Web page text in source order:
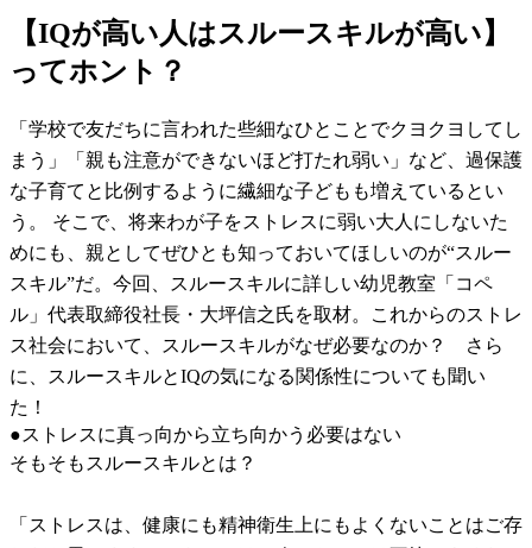
【IQが高い人はスルースキルが高い】
ってホント？
「学校で友だちに言われた些細なひとことでクヨクヨしてし
まう」「親も注意ができないほど打たれ弱い」など、過保護
な子育てと比例するように繊細な子どもも増えているとい
う。 そこで、将来わが子をストレスに弱い大人にしないた
めにも、親としてぜひとも知っておいてほしいのが“スルー
スキル”だ。今回、スルースキルに詳しい幼児教室「コペ
ル」代表取締役社長・大坪信之氏を取材。これからのストレ
ス社会において、スルースキルがなぜ必要なのか？ さら
に、スルースキルとIQの気になる関係性についても聞い
た！
●ストレスに真っ向から立ち向かう必要はない
そもそもスルースキルとは？
「ストレスは、健康にも精神衛生上にもよくないことはご存